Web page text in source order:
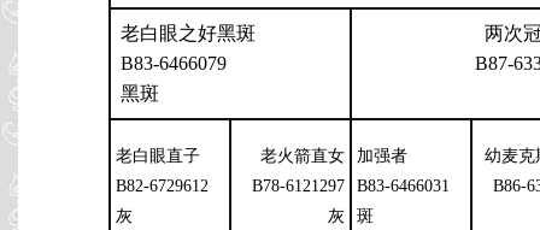
老白眼之好黑斑
B83-6466079
黑斑
两次
B87-
老白眼直子
B82-6729612
灰
老火箭直女
B78-6121297
灰
加强者
B83-6466031
斑
幼麦克
B86-